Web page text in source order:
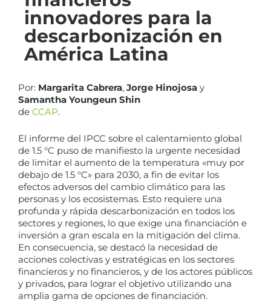
innovadores para la
descarbonización en
América Latina
Por: Margarita Cabrera, Jorge Hinojosa y
Samantha Youngeun Shin
de CCAP.
El informe del IPCC sobre el calentamiento global
de 1.5 °C puso de manifiesto la urgente necesidad
de limitar el aumento de la temperatura «muy por
debajo de 1.5 °C» para 2030, a fin de evitar los
efectos adversos del cambio climático para las
personas y los ecosistemas. Esto requiere una
profunda y rápida descarbonización en todos los
sectores y regiones, lo que exige una financiación e
inversión a gran escala en la mitigación del clima.
En consecuencia, se destacó la necesidad de
acciones colectivas y estratégicas en los sectores
financieros y no financieros, y de los actores públicos
y privados, para lograr el objetivo utilizando una
amplia gama de opciones de financiación.